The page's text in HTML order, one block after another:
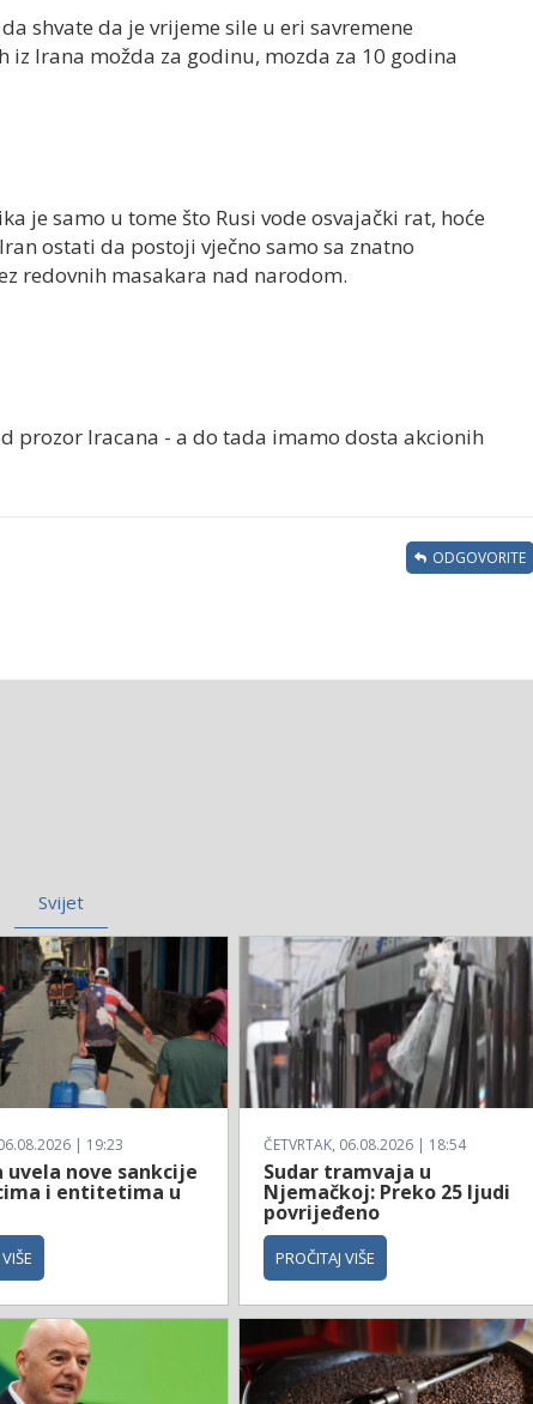
shvate da je vrijeme sile u eri savremene
iz Irana možda za godinu, mozda za 10 godina
je samo u tome što Rusi vode osvajački rat, hoće
ostati da postoji vječno samo sa znatno
redovnih masakara nad narodom.
prozor Iracana - a do tada imamo dosta akcionih
ODGOVORITE
Svijet
| 19:23
uvela nove sankcije
i entitetima u
ČETVRTAK, 06.08.2026 | 18:54
Sudar tramvaja u
Njemačkoj: Preko 25 ljudi
povrijeđeno
PROČITAJ VIŠE